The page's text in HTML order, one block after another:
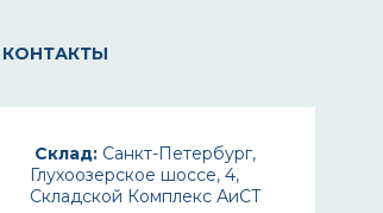
КОНТАКТЫ
Склад: Санкт-Петербург,
Глухоозерское шоссе, 4,
Складской Комплекс АиСТ